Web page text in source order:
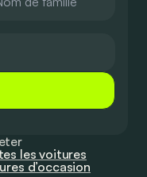
les voitures
d’occasion